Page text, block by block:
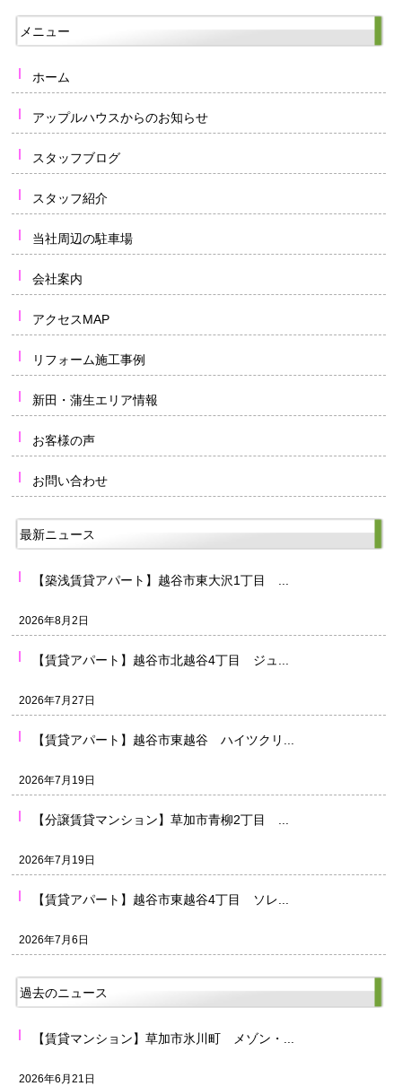
メニュー
ホーム
アップルハウスからのお知らせ
スタッフブログ
スタッフ紹介
当社周辺の駐車場
会社案内
アクセスMAP
リフォーム施工事例
新田・蒲生エリア情報
お客様の声
お問い合わせ
最新ニュース
【築浅賃貸アパート】越谷市東大沢1丁目 ...
2026年8月2日
【賃貸アパート】越谷市北越谷4丁目 ジュ...
2026年7月27日
【賃貸アパート】越谷市東越谷 ハイツクリ...
2026年7月19日
【分譲賃貸マンション】草加市青柳2丁目 ...
2026年7月19日
【賃貸アパート】越谷市東越谷4丁目 ソレ...
2026年7月6日
過去のニュース
【賃貸マンション】草加市氷川町 メゾン・...
2026年6月21日